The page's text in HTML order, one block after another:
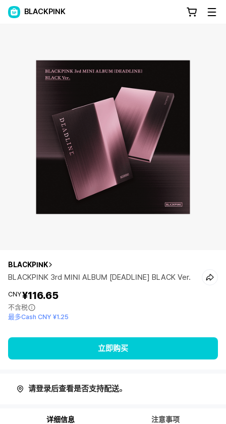
BLACKPINK
BLACKPINK
BLACKPINK 3rd MINI ALBUM [DEADLINE] BLACK Ver.
CNY¥116.65
不含税
最多Cash CNY ¥1.25
立即购买
请登录后查看是否支持配送。
详细信息 注意事项